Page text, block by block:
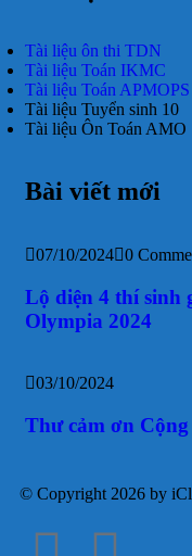
Tài liệu ôn thi TDN
Tài liệu Toán IKMC
Tài liệu Toán APMOPS
Tài liệu Tuyển sinh 10
Tài liệu Ôn Toán AMO
Bài viết mới
07/10/2024 0
Lộ diện 4 thí sinh
Olympia 2024
03/10/2024
Thư cảm ơn
© Copyright 2026 by